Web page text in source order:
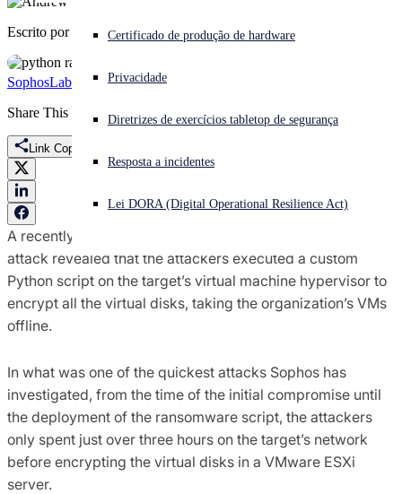
Enfrentando um ataque cibernético? Obtenha ajuda imediata
Open search
Português (Brasil) Open language switcher
Certificado de produção de hardware
Privacidade
Diretrizes de exercícios tabletop de segurança
Resposta a incidentes
Lei DORA (Digital Operational Resilience Act)
Escrito por Andrew Brandt
SophosLabs UncutESXiFcker
Share This
Link Copied
A recently-concluded investigation into a ransomware
attack revealed that the attackers executed a custom
Python script on the target’s virtual machine hypervisor to
encrypt all the virtual disks, taking the organization’s VMs
offline.
In what was one of the quickest attacks Sophos has
investigated, from the time of the initial compromise until
the deployment of the ransomware script, the attackers
only spent just over three hours on the target’s network
before encrypting the virtual disks in a VMware ESXi
server.